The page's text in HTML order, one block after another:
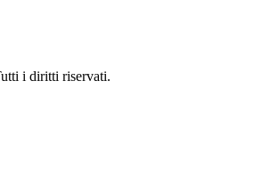
i diritti riservati.